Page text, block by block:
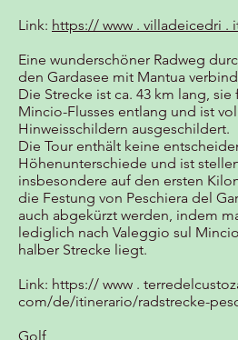
Link: https:// www . villadeicedri .
Eine wunderschöner Radweg
den Gardasee mit Mantua
Die Strecke ist ca. 43 km lang,
Mincio-Flusses entlang und ist
Hinweisschildern ausgeschildert.
Die Tour enthält keine
Höhenunterschiede und ist
insbesondere auf den ersten
die Festung von Peschiera del
auch abgekürzt werden, indem
lediglich nach Valeggio sul
halber Strecke liegt.
Link: https:// www .
com/de/itinerario/radstrecke-
Golf